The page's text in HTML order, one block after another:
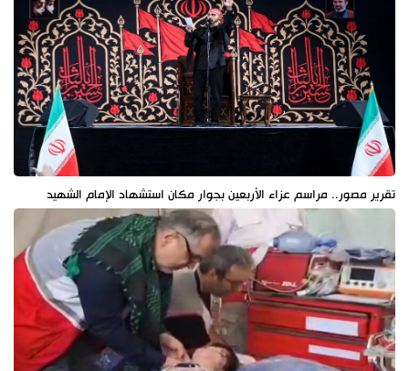
تقرير مصور.. مراسم عزاء الأربعين بجوار مكان استشهاد الإمام الشهيد